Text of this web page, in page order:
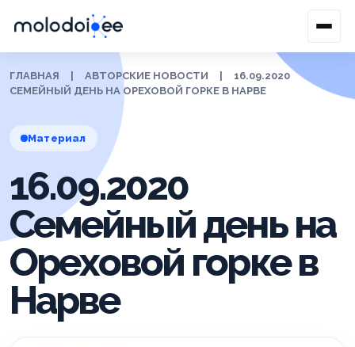
ГЛАВНАЯ АВТОРСКИЕ НОВОСТИ
16.09.2020
СЕМЕЙНЫЙ ДЕНЬ НА ОРЕХОВОЙ ГОРКЕ В НАРВЕ
Материал
16.09.2020
Семейный день на
Ореховой горке в
Нарве